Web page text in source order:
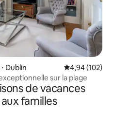
Dublin Évaluation
4,94 (102)
sur la plage
de vacances
familles